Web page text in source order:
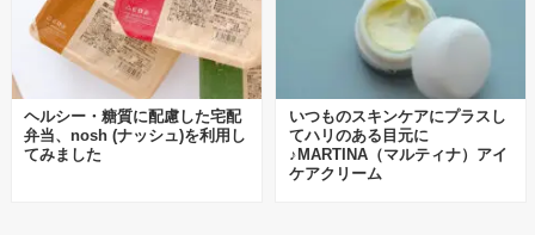
ヘルシー・糖質に配慮した宅配
弁当、nosh (ナッシュ)を利用し
てみました
いつものスキンケアにプラスし
てハリのある目元に
♪MARTINA（マルティナ）アイ
ケアクリーム